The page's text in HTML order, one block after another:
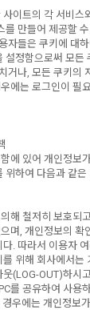
이트의 각 서비스
만들어 제공할
자들은 쿠키에 대
정함으로써 모든
거나, 모든 쿠키의
에는 로그인이 필
에 있어 개인정보
위하여 다음과 같
해 철저히 보호되
며, 개인정보의 확
. 따라서 이용자
위해 회사에서는
(LOG-OUT)하시
를 공유하여 사용
우에는 개인정보